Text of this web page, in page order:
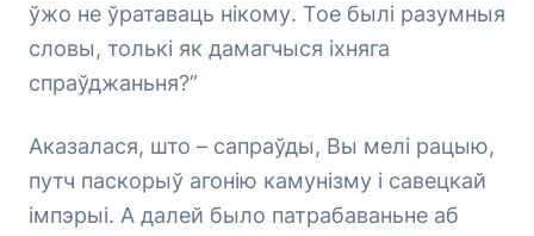
ўжо не ўратаваць нікому. Тое былі разумныя
словы, толькі як дамагчыся іхняга
спраўджаньня?”
Аказалася, што – сапраўды, Вы мелі рацыю,
путч паскорыў агонію камунізму і савецкай
імпэрыі. А далей было патрабаваньне аб